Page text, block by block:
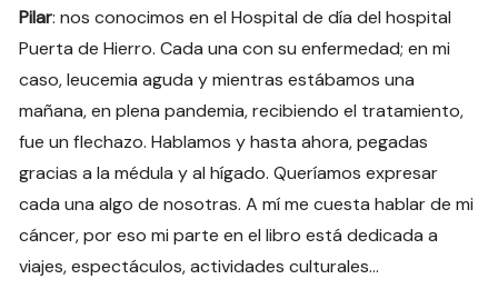
Pilar: nos conocimos en el Hospital de día del hospital
Puerta de Hierro. Cada una con su enfermedad; en mi
caso, leucemia aguda y mientras estábamos una
mañana, en plena pandemia, recibiendo el tratamiento,
fue un flechazo. Hablamos y hasta ahora, pegadas
gracias a la médula y al hígado. Queríamos expresar
cada una algo de nosotras. A mí me cuesta hablar de mi
cáncer, por eso mi parte en el libro está dedicada a
viajes, espectáculos, actividades culturales…